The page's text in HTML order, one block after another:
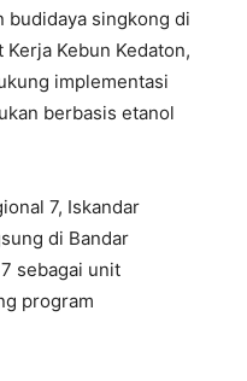
budidaya singkong di
Kebun Kedaton,
implementasi
berbasis etanol
7, Iskandar
di Bandar
sebagai unit
program